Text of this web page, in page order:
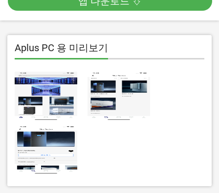
Aplus PC 용 미리보기